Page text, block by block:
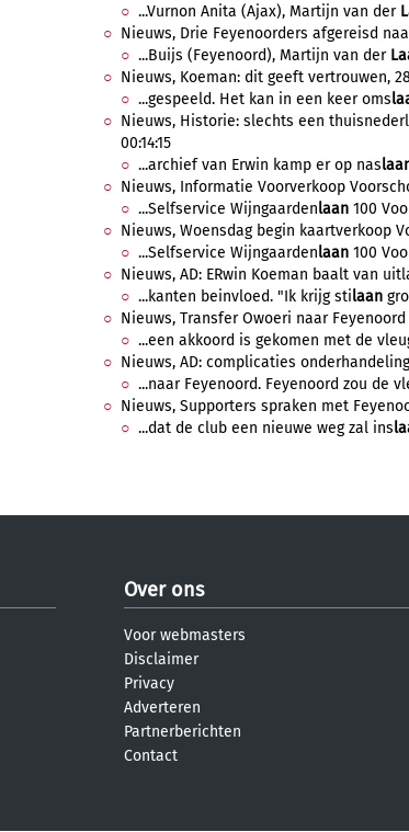
...Vurnon Anita (Ajax), Martijn van der
Nieuws, Drie Feyenoorders afgereisd
...Buijs (Feyenoord), Martijn van der
Nieuws, Koeman: dit geeft vertrouwen,
...gespeeld. Het kan in een keer oms
Nieuws, Historie: slechts een
00:14:15
...archief van Erwin kamp er op nas
Nieuws, Informatie Voorverkoop
...Selfservice Wijngaardenlaan 100
Nieuws, Woensdag begin kaartverkoop
...Selfservice Wijngaardenlaan 100
Nieuws, AD: ERwin Koeman baalt van
...kanten beinvloed. "Ik krijg stilaan
Nieuws, Transfer Owoeri naar
...een akkoord is gekomen met de
Nieuws, AD: complicaties
...naar Feyenoord. Feyenoord zou de
Nieuws, Supporters spraken met
...dat de club een nieuwe weg zal ins
Over ons
Voor webmasters
Disclaimer
Privacy
Adverteren
Partnerberichten
Contact